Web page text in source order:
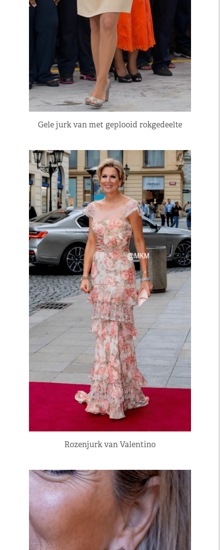
Gele jurk van met geplooid rokgedeelte
Rozenjurk van Valentino